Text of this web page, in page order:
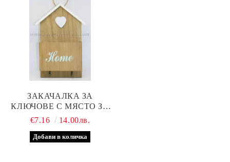
ЗАКАЧАЛКА ЗА
КЛЮЧОВЕ С МЯСТО ЗА
БЕЛЕЖКИ, HOME
€7.16 14.00лв.